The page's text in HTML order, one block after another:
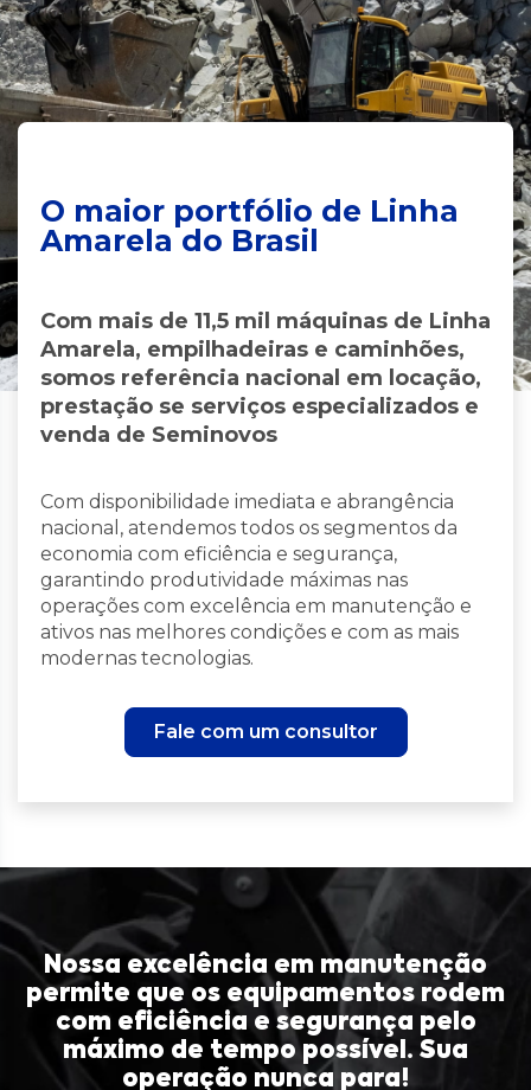
O maior portfólio de Linha
Amarela do Brasil
Com mais de 11,5 mil máquinas de Linha
Amarela, empilhadeiras e caminhões,
somos referência nacional em locação,
prestação se serviços especializados e
venda de Seminovos
Com disponibilidade imediata e abrangência
nacional, atendemos todos os segmentos da
economia com eficiência e segurança,
garantindo produtividade máximas nas
operações com excelência em manutenção e
ativos nas melhores condições e com as mais
modernas tecnologias.
Fale com um consultor
Nossa excelência em manutenção
permite que os equipamentos rodem
com eficiência e segurança pelo
máximo de tempo possível. Sua
operação nunca para!